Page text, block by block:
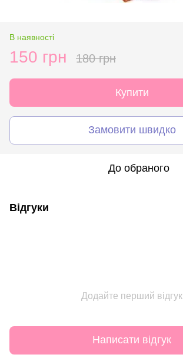
В наявності
150 грн 180 грн
Купити
Замовити швидко
До обраного
Відгуки
Додайте перший відгук
Написати відгук